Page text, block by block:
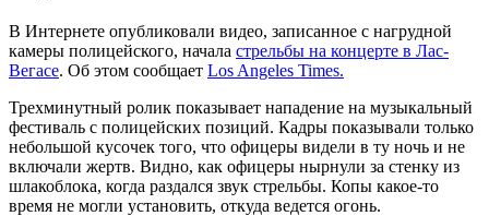
В Интернете опубликовали видео, записанное с нагрудной
камеры полицейского, начала стрельбы на концерте в Лас-
Вегасе. Об этом сообщает Los Angeles Times.
Трехминутный ролик показывает нападение на музыкальный
фестиваль с полицейских позиций. Кадры показывали только
небольшой кусочек того, что офицеры видели в ту ночь и не
включали жертв. Видно, как офицеры нырнули за стенку из
шлакоблока, когда раздался звук стрельбы. Копы какое-то
время не могли установить, откуда ведется огонь.